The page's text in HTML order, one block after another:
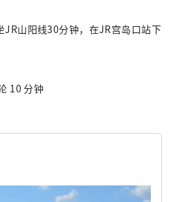
JR山阳线30分钟，在JR宫岛口站下
10 分钟